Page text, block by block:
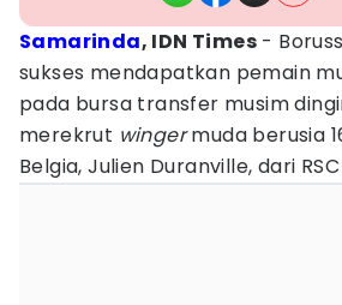
Samarinda, IDN Times -
sukses mendapatkan pemain
pada bursa transfer musim
merekrut wingermuda berusia
Belgia, Julien Duranville, dari